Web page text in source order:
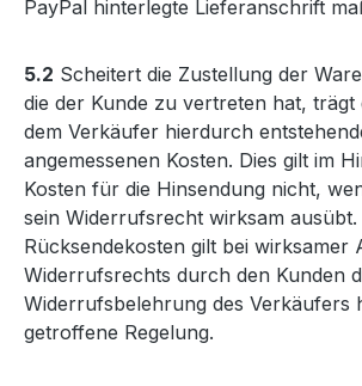
PayPal hinterlegte Lieferanschrift
5.2 Scheitert die Zustellung der
die der Kunde zu vertreten hat, trägt
dem Verkäufer hierdurch
angemessenen Kosten. Dies gilt im
Kosten für die Hinsendung nicht,
sein Widerrufsrecht wirksam ausübt.
Rücksendekosten gilt bei wirksamer
Widerrufsrechts durch den Kunden
Widerrufsbelehrung des Verkäufers
getroffene Regelung.